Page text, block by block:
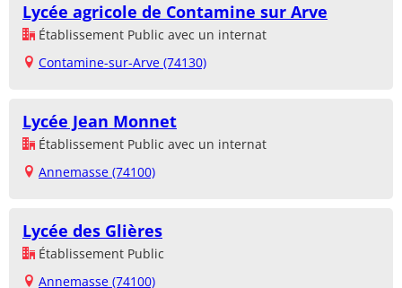
Lycée agricole de Contamine sur Arve
Établissement Public avec un internat
Contamine-sur-Arve (74130)
Lycée Jean Monnet
Établissement Public avec un internat
Annemasse (74100)
Lycée des Glières
Établissement Public
Annemasse (74100)